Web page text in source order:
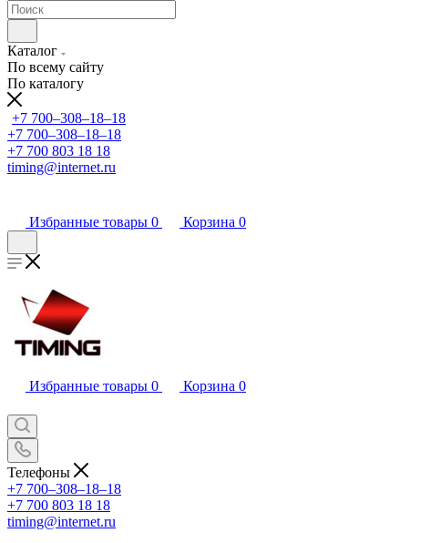
Каталог
По всему сайту
По каталогу
+7 700‒308‒18‒18
+7 700‒308‒18‒18
+7 700 803 18 18
timing@internet.ru
Избранные товары 0 Корзина 0
Избранные товары 0 Корзина 0
Телефоны
+7 700‒308‒18‒18
+7 700 803 18 18
timing@internet.ru